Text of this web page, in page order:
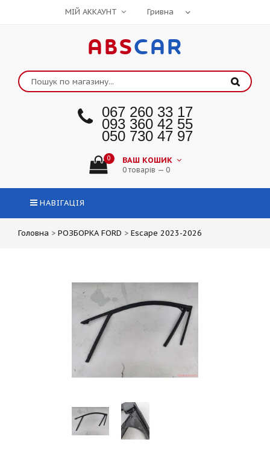
МІЙ АККАУНТ
ABSCAR
067 260 33 17
093 360 42 55
050 730 47 97
0 ВАШ КОШИК
0 товарів — 0
НАВІГАЦІЯ
Головна > РОЗБОРКА FORD > Escape 2023-2026